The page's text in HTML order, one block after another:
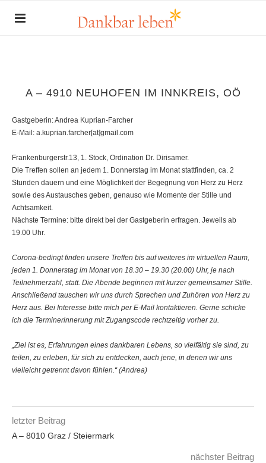
A – 4910 NEUHOFEN IM INNKREIS, OÖ
Gastgeberin: Andrea Kuprian-Farcher
E-Mail: a.kuprian.farcher[at]gmail.com
Frankenburgerstr.13, 1. Stock, Ordination Dr. Dirisamer.
Die Treffen sollen an jedem 1. Donnerstag im Monat stattfinden, ca. 2
Stunden dauern und eine Möglichkeit der Begegnung von Herz zu Herz
sowie des Austausches geben, genauso wie Momente der Stille und
Achtsamkeit.
Nächste Termine: bitte direkt bei der Gastgeberin erfragen. Jeweils ab
19.00 Uhr.
Corona-bedingt finden unsere Treffen bis auf weiteres im virtuellen Raum,
jeden 1. Donnerstag im Monat von 18.30 – 19.30 (20.00) Uhr, je nach
Teilnehmerzahl, statt. Die Abende beginnen mit kurzer gemeinsamer Stille.
Anschließend tauschen wir uns durch Sprechen und Zuhören von Herz zu
Herz aus. Bei Interesse bitte mich per E-Mail kontaktieren. Gerne schicke
ich die Terminerinnerung mit Zugangscode rechtzeitig vorher zu.
„Ziel ist es, Erfahrungen eines dankbaren Lebens, so vielfältig sie sind, zu
teilen, zu erleben, für sich zu entdecken, auch jene, in denen wir uns
vielleicht getrennt davon fühlen.“ (Andrea)
letzter Beitrag
A – 8010 Graz / Steiermark
nächster Beitrag